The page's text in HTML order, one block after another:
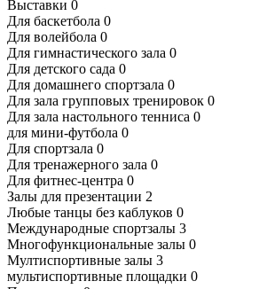
Выставки 0
Для баскетбола 0
Для волейбола 0
Для гимнастического зала 0
Для детского сада 0
Для домашнего спортзала 0
Для зала групповых тренировок 0
Для зала настольного тенниса 0
для мини-футбола 0
Для спортзала 0
Для тренажерного зала 0
Для фитнес-центра 0
Залы для презентации 2
Любые танцы без каблуков 0
Международные спортзалы 3
Многофункциональные залы 0
Мултиспортивные залы 3
мультиспортивные площадки 0